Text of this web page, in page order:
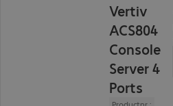
Vertiv
ACS804
Console
Server 4
Ports